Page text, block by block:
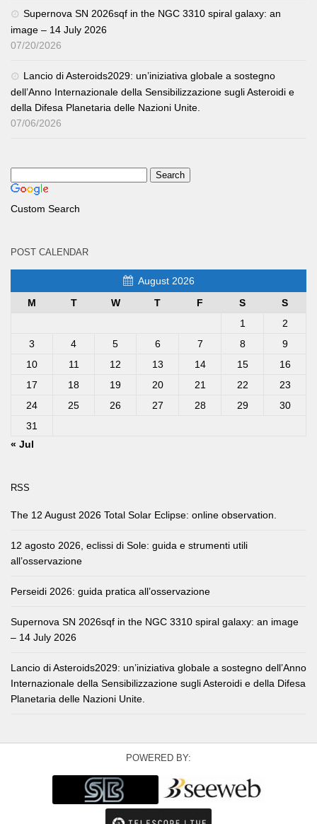
Supernova SN 2026sqf in the NGC 3310 spiral galaxy: an
image – 14 July 2026
07/20/2026
Lancio di Asteroids2029: un’iniziativa globale a sostegno
dell’Anno Internazionale della Sensibilizzazione sugli Asteroidi e
della Difesa Planetaria delle Nazioni Unite.
07/06/2026
Custom Search
POST CALENDAR
August 2026
M
T W T F S
S
1
2
3
4 5 6 7 8
9
10
11 12 13 14 15
16
17
18 19 20 21 22
23
24
25 26 27 28 29
30
31
« Jul
RSS
The 12 August 2026 Total Solar Eclipse: online observation.
12 agosto 2026, eclissi di Sole: guida e strumenti utili
all’osservazione
Perseidi 2026: guida pratica all’osservazione
Supernova SN 2026sqf in the NGC 3310 spiral galaxy: an image
– 14 July 2026
Lancio di Asteroids2029: un’iniziativa globale a sostegno dell’Anno
Internazionale della Sensibilizzazione sugli Asteroidi e della Difesa
Planetaria delle Nazioni Unite.
POWERED BY: